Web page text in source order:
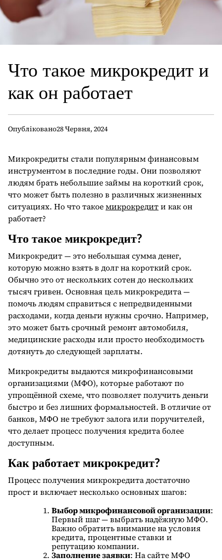
Что такое микрокредит и
как он работает
Опубліковано28 Червня, 2024
Микрокредиты стали популярным финансовым
инструментом в последние годы. Они позволяют
людям брать небольшие займы на короткий срок,
что может быть полезно в различных жизненных
ситуациях. Но что такоемикрокредити как он
работает?
Что такое микрокредит?
Микрокредит — это небольшая сумма денег,
которую можно взять в долг на короткий срок.
Обычно это от нескольких сотен до нескольких
тысяч гривен. Основная цель микрокредита —
помочь людям справиться с непредвиденными
расходами, когда деньги нужны срочно. Например,
это может быть срочный ремонт автомобиля,
медицинские расходы или просто необходимость
дотянуть до следующей зарплаты.
Микрокредиты выдаются микрофинансовыми
организациями (МФО), которые работают по
упрощённой схеме, что позволяет получить деньги
быстро и без лишних формальностей. В отличие от
банков, МФО не требуют залога или поручителей,
что делает процесс получения кредита более
доступным.
Как работает микрокредит?
Процесс получения микрокредита достаточно
прост и включает несколько основных шагов:
Выбор микрофинансовой организации:
Первый шаг — выбрать надёжную МФО.
Важно обратить внимание на условия
кредита, процентные ставки и
репутацию компании.
Заполнение заявки: На сайте МФО